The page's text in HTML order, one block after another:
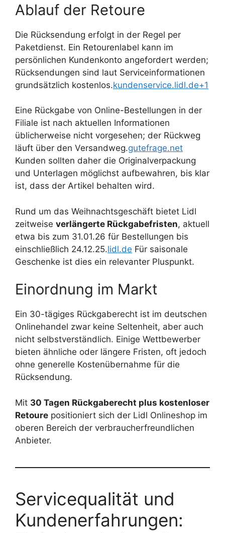
Ablauf der Retoure
Die Rücksendung erfolgt in der Regel per
Paketdienst. Ein Retourenlabel kann im
persönlichen Kundenkonto angefordert werden;
Rücksendungen sind laut Serviceinformationen
grundsätzlich kostenlos.kundenservice.lidl.de+1
Eine Rückgabe von Online-Bestellungen in der
Filiale ist nach aktuellen Informationen
üblicherweise nicht vorgesehen; der Rückweg
läuft über den Versandweg.gutefrage.net
Kunden sollten daher die Originalverpackung
und Unterlagen möglichst aufbewahren, bis klar
ist, dass der Artikel behalten wird.
Rund um das Weihnachtsgeschäft bietet Lidl
zeitweise verlängerte Rückgabefristen, aktuell
etwa bis zum 31.01.26 für Bestellungen bis
einschließlich 24.12.25.lidl.de Für saisonale
Geschenke ist dies ein relevanter Pluspunkt.
Einordnung im Markt
Ein 30-tägiges Rückgaberecht ist im deutschen
Onlinehandel zwar keine Seltenheit, aber auch
nicht selbstverständlich. Einige Wettbewerber
bieten ähnliche oder längere Fristen, oft jedoch
ohne generelle Kostenübernahme für die
Rücksendung.
Mit 30 Tagen Rückgaberecht plus kostenloser
Retoure positioniert sich der Lidl Onlineshop im
oberen Bereich der verbraucherfreundlichen
Anbieter.
Servicequalität und
Kundenerfahrungen: